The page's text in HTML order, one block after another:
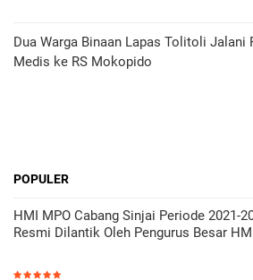
Dua Warga Binaan Lapas Tolitoli Jalani
Medis ke RS Mokopido
POPULER
HMI MPO Cabang Sinjai Periode 2021-
Resmi Dilantik Oleh Pengurus Besar